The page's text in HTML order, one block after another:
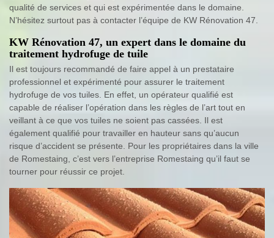
qualité de services et qui est expérimentée dans le domaine.
N’hésitez surtout pas à contacter l’équipe de KW Rénovation 47.
KW Rénovation 47, un expert dans le domaine du
traitement hydrofuge de tuile
Il est toujours recommandé de faire appel à un prestataire
professionnel et expérimenté pour assurer le traitement
hydrofuge de vos tuiles. En effet, un opérateur qualifié est
capable de réaliser l’opération dans les règles de l’art tout en
veillant à ce que vos tuiles ne soient pas cassées. Il est
également qualifié pour travailler en hauteur sans qu’aucun
risque d’accident se présente. Pour les propriétaires dans la ville
de Romestaing, c’est vers l’entreprise Romestaing qu’il faut se
tourner pour réussir ce projet.